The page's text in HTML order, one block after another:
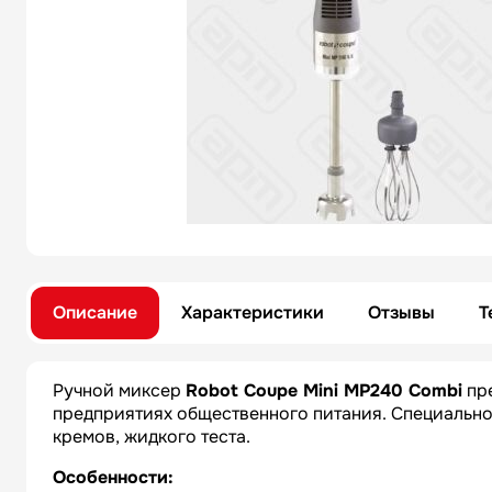
Описание Характеристики Отзывы
Ручной миксер Robot Coupe Mini MP240 Combi
предприятиях общественного питания.
кремов, жидкого теста.
Особенности: